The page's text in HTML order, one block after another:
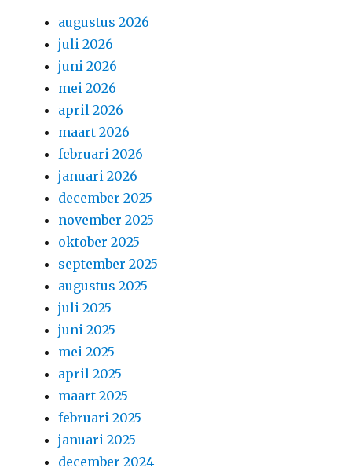
augustus 2026
juli 2026
juni 2026
mei 2026
april 2026
maart 2026
februari 2026
januari 2026
december 2025
november 2025
oktober 2025
september 2025
augustus 2025
juli 2025
juni 2025
mei 2025
april 2025
maart 2025
februari 2025
januari 2025
december 2024